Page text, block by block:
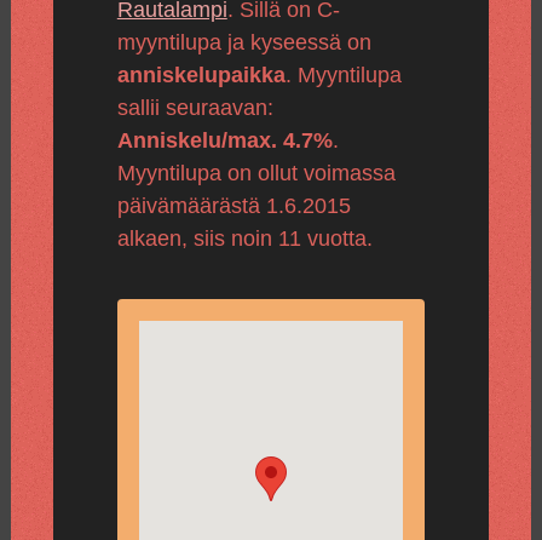
Rautalampi. Sillä on C-
myyntilupa ja kyseessä on
anniskelupaikka. Myyntilupa
sallii seuraavan:
Anniskelu/max. 4.7%.
Myyntilupa on ollut voimassa
päivämäärästä 1.6.2015
alkaen, siis noin 11 vuotta.